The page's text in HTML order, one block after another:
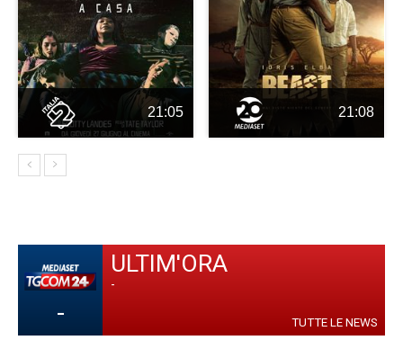
21:05 21:08
-
ULTIM'ORA
-
TUTTE LE NEWS